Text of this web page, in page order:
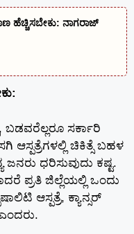
ಹೆಚ್ಚಿಸಬೇಕು: ನಾಗರಾಜ್
ಬಡವರೆಲ್ಲರೂ ಸರ್ಕಾರಿ
ಆಸ್ಪತ್ರೆಗಳಲ್ಲಿ ಚಿಕಿತ್ಸೆ ಬಹಳ
ಜನರು ಧರಿಸುವುದು ಕಷ್ಟ.
ಪ್ರತಿ ಜಿಲ್ಲೆಯಲ್ಲಿ ಒಂದು
ಆಸ್ಪತ್ರೆ, ಕ್ಯಾನ್ಸರ್